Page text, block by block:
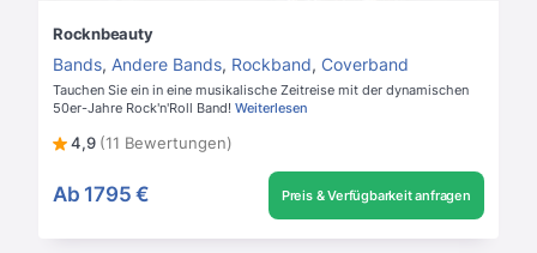
Rocknbeauty
Bands, Andere Bands, Rockband, Coverband
Tauchen Sie ein in eine musikalische Zeitreise mit der dynamischen
50er-Jahre Rock'n'Roll Band! Weiterlesen
4,9 (11 Bewertungen)
Ab 1795 € Preis & Verfügbarkeit anfragen